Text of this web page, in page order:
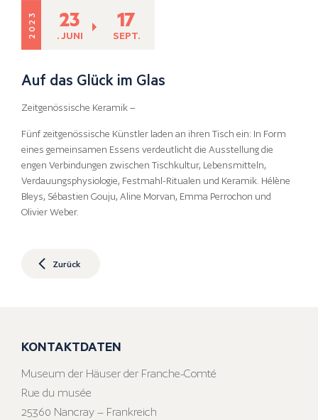
2023 23
. JUNI
17
SEPT.
Auf das Glück im Glas
Zeitgenössische Keramik –
Fünf zeitgenössische Künstler laden an ihren Tisch ein: In Form
eines gemeinsamen Essens verdeutlicht die Ausstellung die
engen Verbindungen zwischen Tischkultur, Lebensmitteln,
Verdauungsphysiologie, Festmahl-Ritualen und Keramik. Hélène
Bleys, Sébastien Gouju, Aline Morvan, Emma Perrochon und
Olivier Weber.
Zurück
KONTAKTDATEN
Museum der Häuser der Franche-Comté
Rue du musée
25360 Nancray – Frankreich